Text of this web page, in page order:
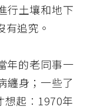
行土壤和地下
追究。
年的老同事一
纏身；一些了
想起︰1970年